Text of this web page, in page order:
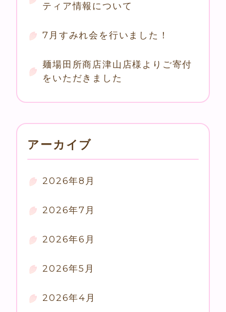
ティア情報について
7月すみれ会を行いました！
麺場田所商店津山店様よりご寄付
をいただきました
アーカイブ
2026年8月
2026年7月
2026年6月
2026年5月
2026年4月